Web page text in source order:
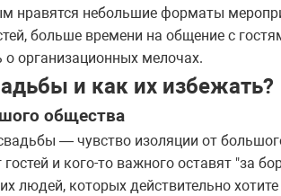
нравятся небольшие форматы
больше времени на общение с
организационных мелочах.
и как их избежать?
общества
— чувство изоляции от
и кого-то важного оставят "за
людей, которых действительно